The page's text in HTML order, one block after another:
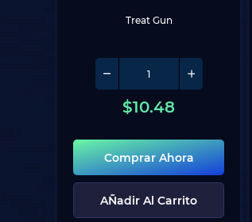
Treat Gun
$10.48
Comprar Ahora
AÑadir Al Carrito